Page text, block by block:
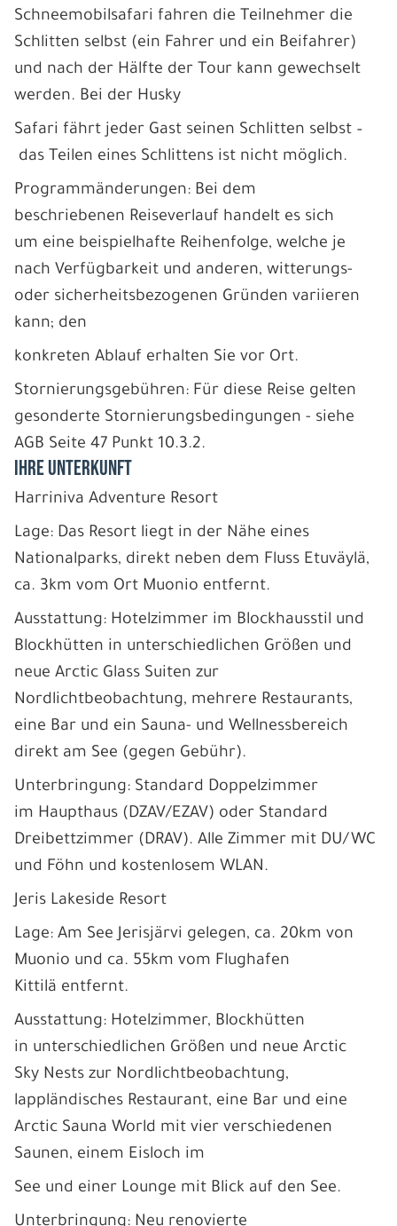
Schneemobilsafari fahren die Teilnehmer die
Schlitten selbst (ein Fahrer und ein Beifahrer)
und nach der Hälfte der Tour kann gewechselt
werden. Bei der Husky
Safari fährt jeder Gast seinen Schlitten selbst –
das Teilen eines Schlittens ist nicht möglich.
Programmänderungen: Bei dem
beschriebenen Reiseverlauf handelt es sich
um eine beispielhafte Reihenfolge, welche je
nach Verfügbarkeit und anderen, witterungs-
oder sicherheitsbezogenen Gründen variieren
kann; den
konkreten Ablauf erhalten Sie vor Ort.
Stornierungsgebühren: Für diese Reise gelten
gesonderte Stornierungsbedingungen - siehe
AGB Seite 47 Punkt 10.3.2.
IHRE UNTERKUNFT
Harriniva Adventure Resort
Lage: Das Resort liegt in der Nähe eines
Nationalparks, direkt neben dem Fluss Etuväylä,
ca. 3km vom Ort Muonio entfernt.
Ausstattung: Hotelzimmer im Blockhausstil und
Blockhütten in unterschiedlichen Größen und
neue Arctic Glass Suiten zur
Nordlichtbeobachtung, mehrere Restaurants,
eine Bar und ein Sauna- und Wellnessbereich
direkt am See (gegen Gebühr).
Unterbringung: Standard Doppelzimmer
im Haupthaus (DZAV/EZAV) oder Standard
Dreibettzimmer (DRAV). Alle Zimmer mit DU/WC
und Föhn und kostenlosem WLAN.
Jeris Lakeside Resort
Lage: Am See Jerisjärvi gelegen, ca. 20km von
Muonio und ca. 55km vom Flughafen
Kittilä entfernt.
Ausstattung: Hotelzimmer, Blockhütten
in unterschiedlichen Größen und neue Arctic
Sky Nests zur Nordlichtbeobachtung,
lappländisches Restaurant, eine Bar und eine
Arctic Sauna World mit vier verschiedenen
Saunen, einem Eisloch im
See und einer Lounge mit Blick auf den See.
Unterbringung: Neu renovierte